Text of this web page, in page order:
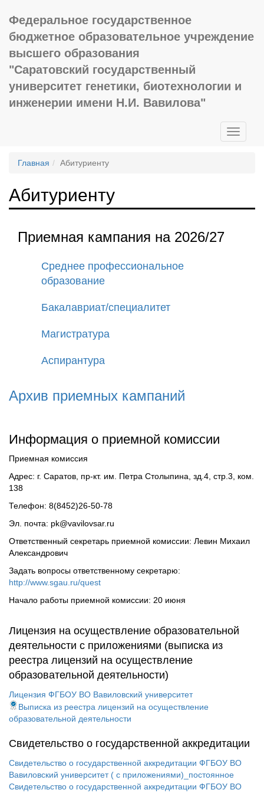
Федеральное государственное
бюджетное образовательное учреждение
высшего образования
"Саратовский государственный
университет генетики, биотехнологии и
инженерии имени Н.И. Вавилова"
Toggle
Главная
Абитуриенту
Абитуриенту
Приемная кампания на 2026/27
Среднее профессиональное
образование
Бакалавриат/специалитет
Магистратура
Аспирантура
Архив приемных кампаний
Информация о приемной комиссии
Приемная комиссия
Адрес: г. Саратов, пр-кт. им. Петра Столыпина, зд.4, стр.3, ком.
138
Телефон: 8(8452)26-50-78
Эл. почта: pk@vavilovsar.ru
Ответственный секретарь приемной комиссии: Левин Михаил
Александрович
Задать вопросы ответственному секретарю:
http://www.sgau.ru/quest
Начало работы приемной комиссии: 20 июня
Лицензия на осуществление образовательной
деятельности с приложениями (выписка из
реестра лицензий на осуществление
образовательной деятельности)
Лицензия ФГБОУ ВО Вавиловский университет
Выписка из реестра лицензий на осуществление
образовательной деятельности
Свидетельство о государственной аккредитации
Свидетельство о государственной аккредитации ФГБОУ ВО
Вавиловский университет ( с приложениями)_постоянное
Свидетельство о государственной аккредитации ФГБОУ ВО